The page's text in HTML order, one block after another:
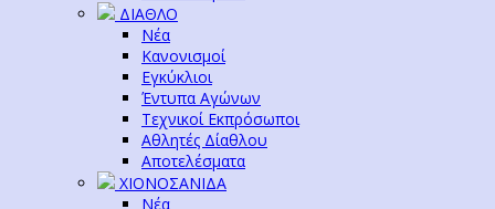
ΔΙΑΘΛΟ
Νέα
Κανονισμοί
Εγκύκλιοι
Έντυπα Αγώνων
Τεχνικοί Εκπρόσωποι
Αθλητές Δίαθλου
Αποτελέσματα
ΧΙΟΝΟΣΑΝΙΔΑ
Νέα